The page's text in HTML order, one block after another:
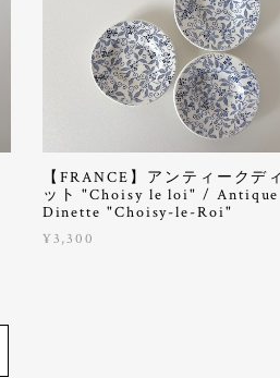
【FRANCE】アンティークデ
ット "Choisy le loi" / Antique
Dinette "Choisy-le-Roi"
¥3,300